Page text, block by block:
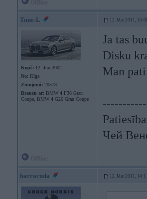
Tune-L 12. Mar 2011,
Kopš: 12. Jun 2002
No: Rīga
Ziņojumi: 20578
Braucu ar: BMW 4 F36 Gran
Coupe, BMW 4 G26 Gran Coupe
Ja tas
Disku
Man
Чей
barracuda 12. Mar 2011,